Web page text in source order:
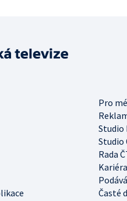
Pro
Studio
Studio
Rada
Kariéra
Časté